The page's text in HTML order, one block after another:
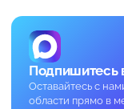
Подпишитесь
Оставайтесь с
области прямо в